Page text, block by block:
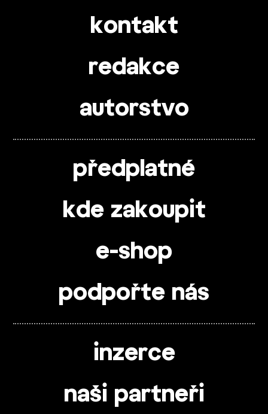
kontakt
redakce
autorstvo
předplatné
kde zakoupit
e-shop
podpořte nás
inzerce
naši partneři